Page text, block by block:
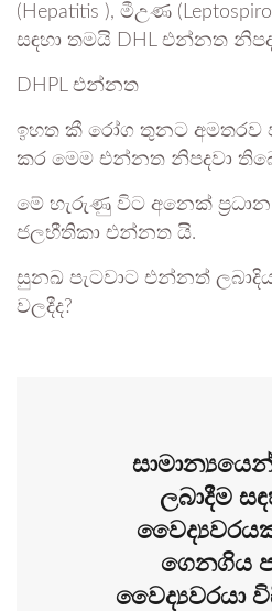
(Hepatitis ), මීඋණ
සඳහා තමයි DHL එන්නත
DHPL එන්නත
ඉහත කී රෝග තුනට අමතරව
කර මෙම එන්නත නිපදවා
මේ හැරුණු විට අනෙක්
ජලභීතිකා එන්නත යි.
සුනඛ පැටවාට එන්නත්
වලදීද?
ලබාදීම
ගෙනගිය
වෛද්‍යවරයා